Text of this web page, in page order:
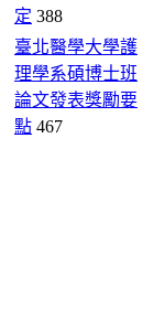
定 388
臺北醫學大學護
理學系碩博士班
論文發表獎勵要
點 467